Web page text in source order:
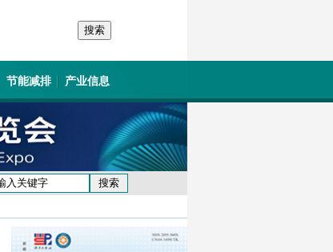
节能减排 产业信息